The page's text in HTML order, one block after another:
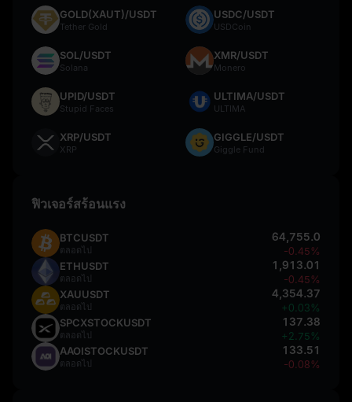
GOLD(XAUT)/USDT
Tether Gold
USDC/USDT
USDCoin
SOL/USDT
Solana
XMR/USDT
Monero
UPID/USDT
Stupid Faces
ULTIMA/USDT
ULTIMA
XRP/USDT
XRP
GIGGLE/USDT
Giggle Fund
ฟิวเจอร์สร้อนแรง
BTCUSDT
ตลอดไป
64,755.0
-0.45%
ETHUSDT
ตลอดไป
1,913.01
-0.45%
XAUUSDT
ตลอดไป
4,354.37
+0.03%
SPCXSTOCKUSDT
ตลอดไป
137.38
+2.75%
AAOISTOCKUSDT
ตลอดไป
133.51
-0.08%